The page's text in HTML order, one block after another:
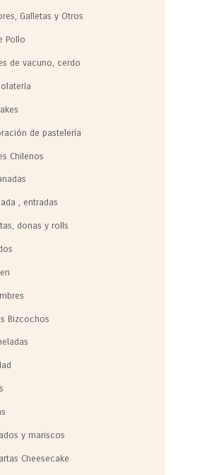
Galletas y Otros
Pollo
de vacuno, cerdo
de pastelería
Chilenos
, entradas
donas y rolls
Bizcochos
y mariscos
Cheesecake